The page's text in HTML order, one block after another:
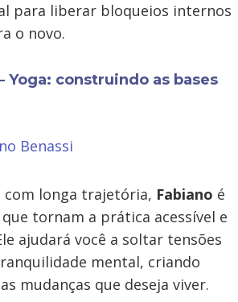
para liberar bloqueios internos
o novo.
Yoga: construindo as bases
Benassi
com longa trajetória, Fabiano é
tornam a prática acessível e
ajudará você a soltar tensões
mental, criando
mudanças que deseja viver.